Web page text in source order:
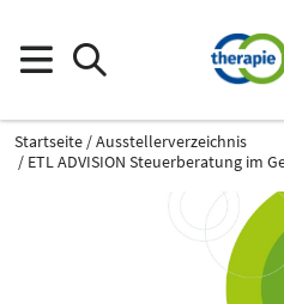
Startseite
Ausstellerverzeichnis
ETL ADVISION Steuerberatung im